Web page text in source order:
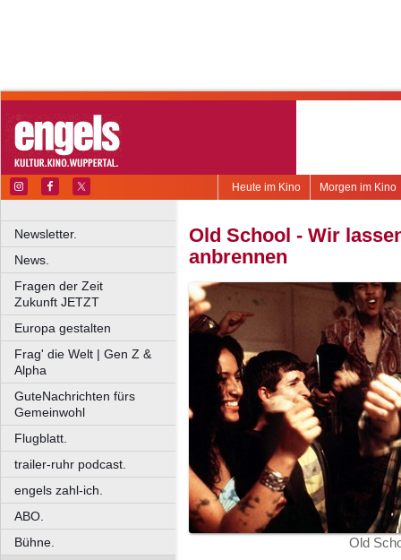
Morgen im Kino
Heute im Kino
Newsletter.
News.
Fragen der Zeit
Zukunft JETZT
Europa gestalten
Frag' die Welt | Gen Z &
Alpha
GuteNachrichten fürs
Gemeinwohl
Flugblatt.
trailer-ruhr podcast.
engels zahl-ich.
ABO.
Bühne.
Old School - Wir
anbrennen
Old